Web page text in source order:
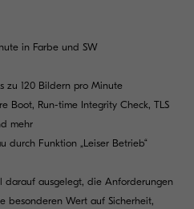
in Farbe und SW
zu 120 Bildern pro Minute
Boot, Run-time Integrity Check, TLS
mehr
durch Funktion „Leiser Betrieb“
darauf ausgelegt, die Anforderungen
besonderen Wert auf Sicherheit,